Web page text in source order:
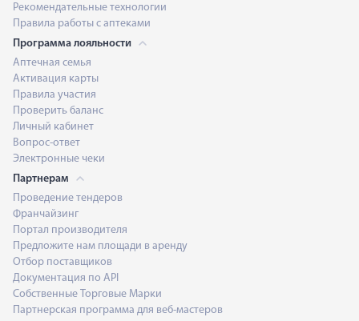
Рекомендательные технологии
Правила работы с аптеками
Программа лояльности
Аптечная семья
Активация карты
Правила участия
Проверить баланс
Личный кабинет
Вопрос-ответ
Электронные чеки
Партнерам
Проведение тендеров
Франчайзинг
Портал производителя
Предложите нам площади в аренду
Отбор поставщиков
Документация по API
Собственные Торговые Марки
Партнерская программа для веб-мастеров